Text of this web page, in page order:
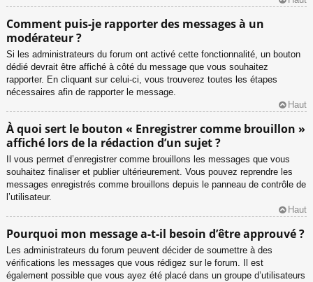
Comment puis-je rapporter des messages à un
modérateur ?
Si les administrateurs du forum ont activé cette fonctionnalité, un bouton
dédié devrait être affiché à côté du message que vous souhaitez
rapporter. En cliquant sur celui-ci, vous trouverez toutes les étapes
nécessaires afin de rapporter le message.
Haut
À quoi sert le bouton « Enregistrer comme brouillon »
affiché lors de la rédaction d’un sujet ?
Il vous permet d’enregistrer comme brouillons les messages que vous
souhaitez finaliser et publier ultérieurement. Vous pouvez reprendre les
messages enregistrés comme brouillons depuis le panneau de contrôle de
l’utilisateur.
Haut
Pourquoi mon message a-t-il besoin d’être approuvé ?
Les administrateurs du forum peuvent décider de soumettre à des
vérifications les messages que vous rédigez sur le forum. Il est
également possible que vous ayez été placé dans un groupe d’utilisateurs